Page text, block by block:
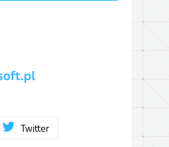
Twitter